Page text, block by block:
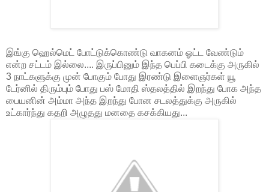
இங்கு ஹெல்மெட் போட்டுக்கொண்டு வாகனம் ஓட்ட வேண்டும்
என்ற சட்டம் இல்லை.... இருப்பினும் இந்த பெப்பி கடைக்கு அருகில்
3 நாட்களுக்கு முன் போகும் போது இரண்டு இளைஞர்கள் யூ
டேர்னில் திரும்பும் போது பஸ் மோதி ஸ்தலத்தில் இறந்து போக அந்த
பையனின் அம்மா அந்த இறந்து போன சடலத்துக்கு அருகில்
உட்கார்ந்து கதறி அழுதது மனதை கசக்கியது...